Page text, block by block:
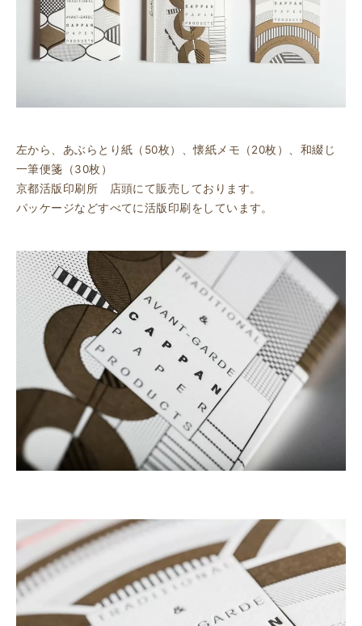
左から、あぶらとり紙（50枚）、懐紙メモ（20枚）、和綴じ
一筆便箋（30枚）
京都活版印刷所 店頭にて販売しております。
パッケージなどすべてに活版印刷をしています。